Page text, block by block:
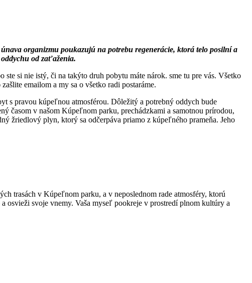
organizmu poukazujú na potrebu regenerácie, ktorá telo posilní a
od zaťaženia.
si nie istý, či na takýto druh pobytu máte nárok. sme tu pre vás. Všetko
emailom a my sa o všetko radi postaráme.
s pravou kúpeľnou atmosférou. Dôležitý a potrebný oddych bude
časom v našom Kúpeľnom parku, prechádzkami a samotnou prírodou,
žriedlový plyn, ktorý sa odčerpáva priamo z kúpeľného prameňa. Jeho
trasách v Kúpeľnom parku, a v neposlednom rade atmosféry, ktorú
osvieži svoje vnemy. Vaša myseľ pookreje v prostredí plnom kultúry a